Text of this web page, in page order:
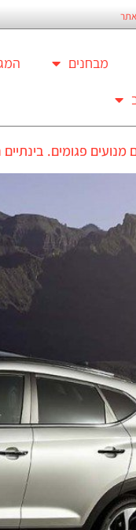
מבחנים
מנועים פגומים.